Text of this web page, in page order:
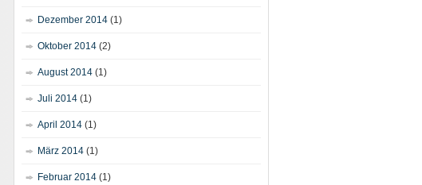
Dezember 2014 (1)
Oktober 2014 (2)
August 2014 (1)
Juli 2014 (1)
April 2014 (1)
März 2014 (1)
Februar 2014 (1)